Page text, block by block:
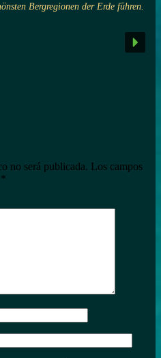
Bergregionen der Erde führen.
no será publicada. Los campos
*